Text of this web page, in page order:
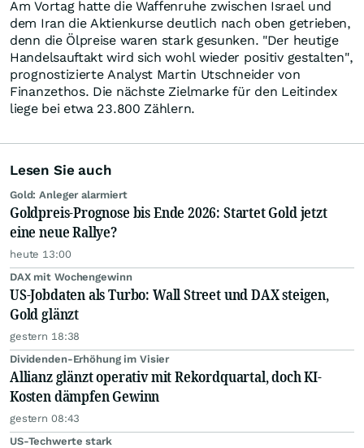
Am Vortag hatte die Waffenruhe zwischen Israel und
dem Iran die Aktienkurse deutlich nach oben getrieben,
denn die Ölpreise waren stark gesunken. "Der heutige
Handelsauftakt wird sich wohl wieder positiv gestalten",
prognostizierte Analyst Martin Utschneider von
Finanzethos. Die nächste Zielmarke für den Leitindex
liege bei etwa 23.800 Zählern.
Lesen Sie auch
Gold: Anleger alarmiert
Goldpreis-Prognose bis Ende 2026: Startet Gold jetzt
eine neue Rallye?
heute 13:00
DAX mit Wochengewinn
US-Jobdaten als Turbo: Wall Street und DAX steigen,
Gold glänzt
gestern 18:38
Dividenden-Erhöhung im Visier
Allianz glänzt operativ mit Rekordquartal, doch KI-
Kosten dämpfen Gewinn
gestern 08:43
US-Techwerte stark